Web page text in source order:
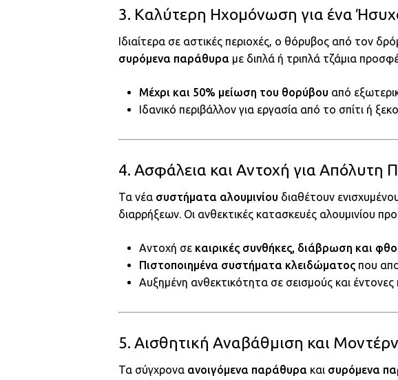
3. Καλύτερη Ηχομόνωση για ένα
Ιδιαίτερα σε αστικές περιοχές, ο θόρυβος από τον
συρόμενα παράθυρα με διπλά ή τριπλά τζάμια
Μέχρι και 50% μείωση του θορύβου από
Ιδανικό περιβάλλον για εργασία από το σπίτι ή
4. Ασφάλεια και Αντοχή για Απόλυτη
Τα νέα συστήματα αλουμινίου διαθέτουν
διαρρήξεων. Οι ανθεκτικές κατασκευές αλουμινίου
Αντοχή σε καιρικές συνθήκες, διάβρωση και
Πιστοποιημένα συστήματα κλειδώματος που
Αυξημένη ανθεκτικότητα σε σεισμούς και έντονες
5. Αισθητική Αναβάθμιση και
Τα σύγχρονα ανοιγόμενα παράθυρα και συρόμενα